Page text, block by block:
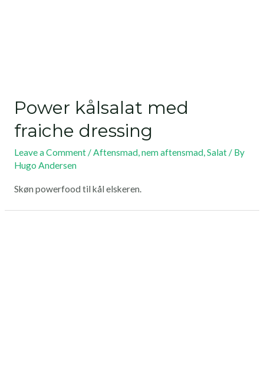
Power kålsalat med
fraiche dressing
Leave a Comment /Aftensmad,nem aftensmad,Salat/ By
Hugo Andersen
Skøn powerfood til kål elskeren.